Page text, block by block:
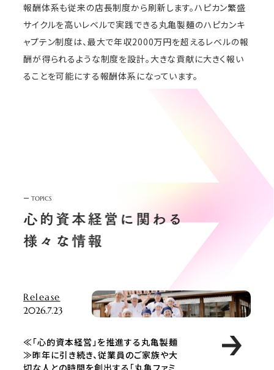
報酬体系も従来の店長制度から刷新します。ハピカン繁盛
サイクルを高いレベルで実践できる丸亀製麺のハピカンキ
ャプテン制度は、最大で年収2000万円を超えるレベルの報
酬が得られるような制度を設計。大きな貢献に大きく報い
ることを可能にする報酬体系になっています。
ーTOPICS
Release
2026.7.23
≪「心的資本経営」を推進する丸亀製麺
≫昨年に引き続き、従業員のご家族や大
切な人との時間を創出する「丸亀ファミ